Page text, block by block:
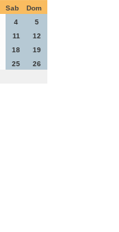
Sab
Dom
4
5
11
12
18
19
25
26